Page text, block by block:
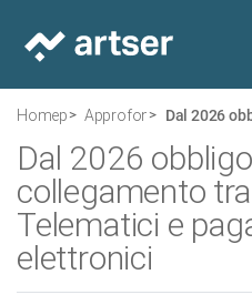
HomepageApprofondimenti
Dal 2026
collegamento
Telematici e
elettronici